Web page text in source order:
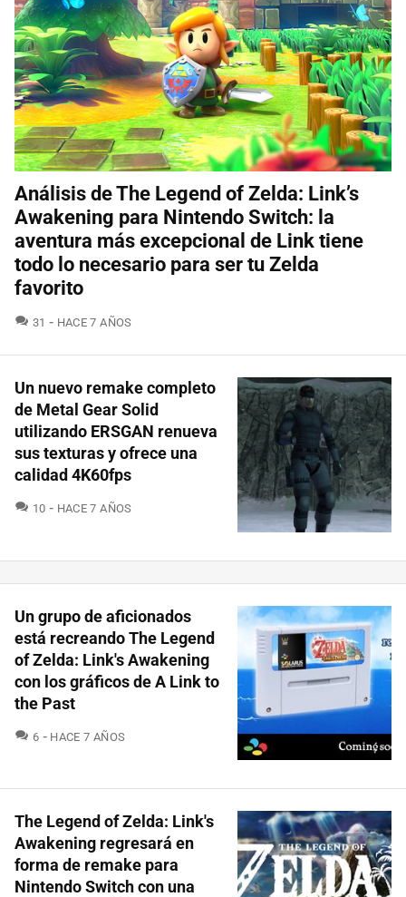
Análisis de The Legend of Zelda: Link’s
Awakening para Nintendo Switch: la
aventura más excepcional de Link tiene
todo lo necesario para ser tu Zelda
favorito
31 COMENTARIOS
HACE 7 AÑOS
Un nuevo remake completo
de Metal Gear Solid
utilizando ERSGAN renueva
sus texturas y ofrece una
calidad 4K60fps
10 COMENTARIOS
HACE 7 AÑOS
Un grupo de aficionados
está recreando The Legend
of Zelda: Link's Awakening
con los gráficos de A Link to
the Past
6 COMENTARIOS
HACE 7 AÑOS
The Legend of Zelda: Link's
Awakening regresará en
forma de remake para
Nintendo Switch con una